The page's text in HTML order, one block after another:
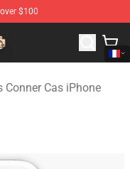
$100
Conner Merchandise
Conner Cas iPhone